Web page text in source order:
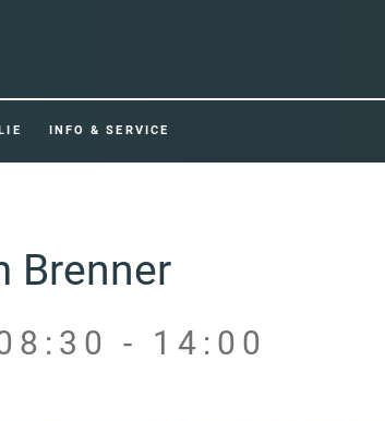
INFO & SERVICE
Brenner
- 14:00